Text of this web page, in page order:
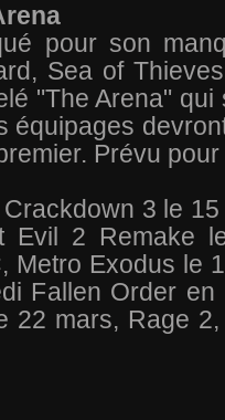
pour son
Sea of
"The Arena"
équipages
Prévu
Crackdown 3 le
Evil 2 Remake
Metro Exodus le
Fallen Order
22 mars, Rage